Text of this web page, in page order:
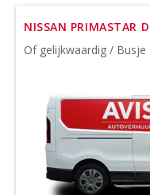
NISSAN PRIMASTAR
Of gelijkwaardig / Busje